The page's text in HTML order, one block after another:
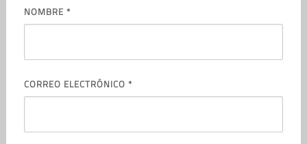
NOMBRE *
CORREO ELECTRÓNICO *